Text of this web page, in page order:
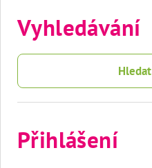
Vyhledávání
Hledat
Přihlášení